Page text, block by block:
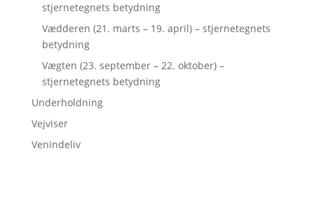
stjernetegnets betydning
Vædderen (21. marts – 19. april) – stjernetegnets
betydning
Vægten (23. september – 22. oktober) –
stjernetegnets betydning
Underholdning
Vejviser
Venindeliv